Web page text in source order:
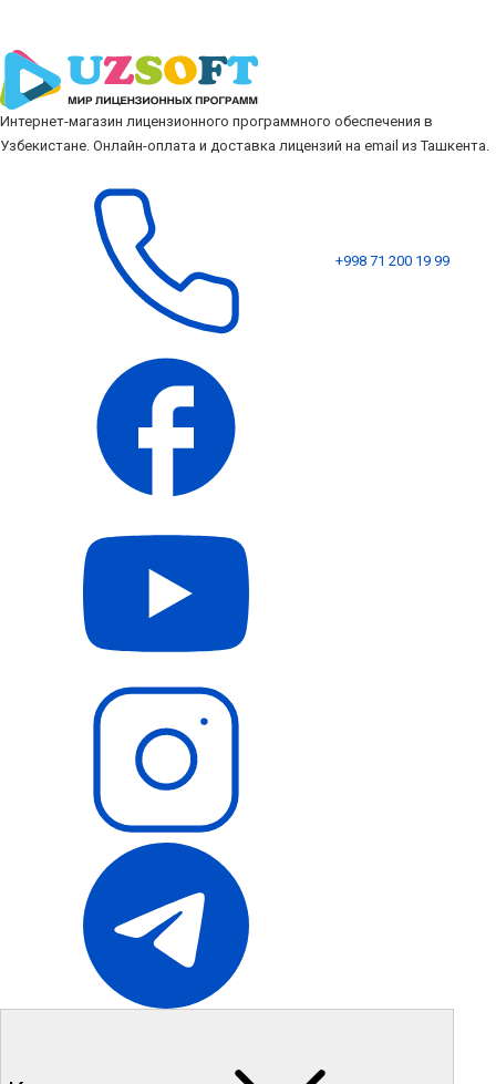
Интернет-магазин лицензионного программного обеспечения в
Узбекистане. Онлайн-оплата и доставка лицензий на email из Ташкента.
+998 71 200 19 99